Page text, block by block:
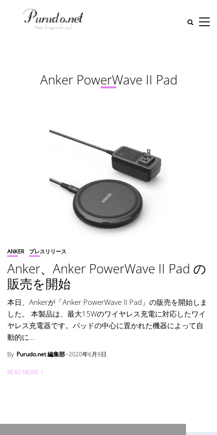
Anker PowerWave II Pad
ANKER プレスリリース
Anker、Anker PowerWave II Pad の
販売を開始
本日、Ankerが「Anker PowerWave II Pad」の販売を開始しま
した。 本製品は、最大15Wのワイヤレス充電に対応したワイ
ヤレス充電器です。パッドの中心に置かれた機器によって自
動的に...
By Purudo.net 編集部 2020年6月9日
READ MORE